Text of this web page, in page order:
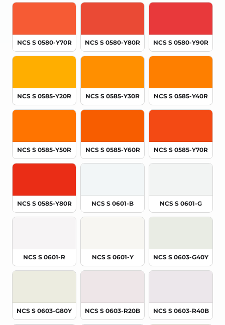
NCS S 0580-Y70R NCS S 0580-Y80R NCS S 0580-Y90R
NCS S 0585-Y20R NCS S 0585-Y30R NCS S 0585-Y40R
NCS S 0585-Y50R NCS S 0585-Y60R NCS S 0585-Y70R
NCS S 0585-Y80R NCS S 0601-B NCS S 0601-G
NCS S 0601-R NCS S 0601-Y NCS S 0603-G40Y
NCS S 0603-G80Y NCS S 0603-R20B NCS S 0603-R40B